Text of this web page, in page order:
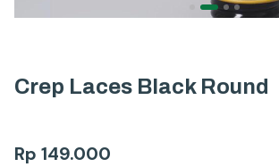
Crep Laces Black Round
Rp 149.000